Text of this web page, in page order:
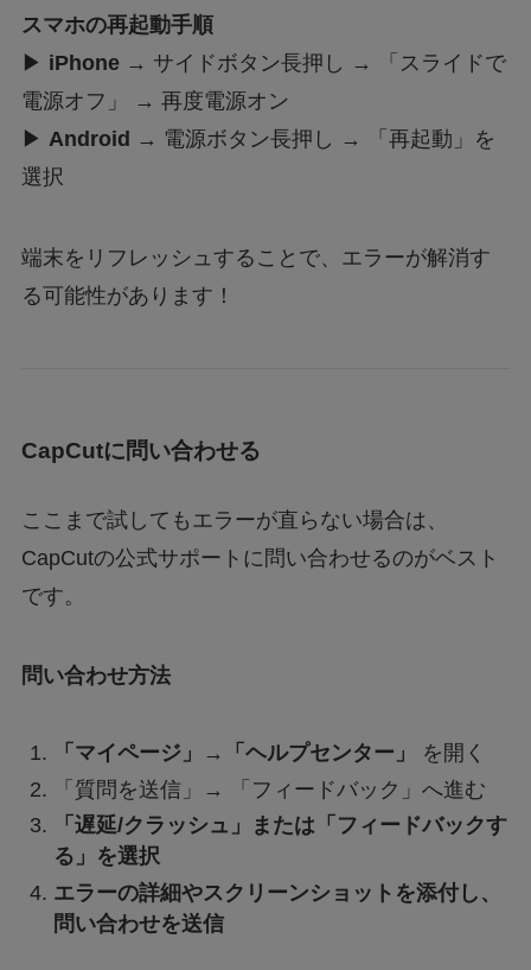
スマホの再起動手順
▶ iPhone→ サイドボタン長押し → 「スライドで
電源オフ」 → 再度電源オン
▶ Android → 電源ボタン長押し → 「再起動」を
選択
端末をリフレッシュすることで、エラーが解消す
る可能性があります！
CapCutに問い合わせる
ここまで試してもエラーが直らない場合は、
CapCutの公式サポートに問い合わせるのがベスト
です。
問い合わせ方法
「マイページ」→「ヘルプセンター」
を開く
「質問を送信」→ 「フィードバック」へ進む
「遅延/クラッシュ」または「フィードバックす
る」を選択
エラーの詳細やスクリーンショットを添付し、
問い合わせを送信